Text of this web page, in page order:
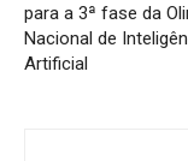
para a 3ª fase da
Nacional de
Artificial